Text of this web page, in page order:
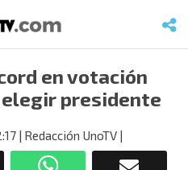
en votación
presidente
| Redacción UnoTV|